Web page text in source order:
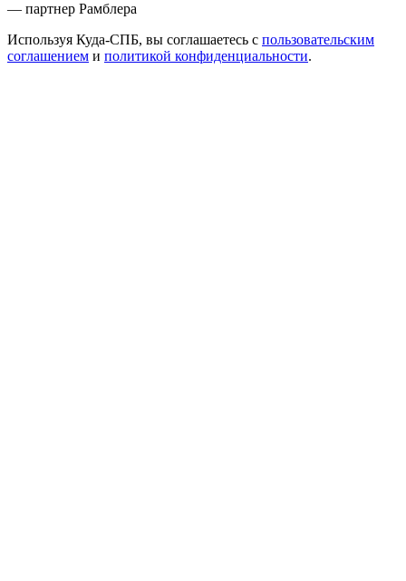
— партнер Рамблера
Используя Куда-СПБ, вы соглашаетесь с пользовательским
соглашением и политикой конфиденциальности.